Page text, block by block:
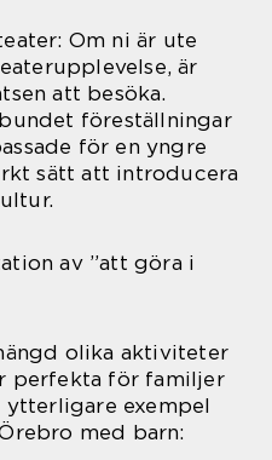
Om ni är ute
är
att besöka.
föreställningar
för en yngre
sätt att introducera
av ”att göra i
olika aktiviteter
perfekta för familjer
ytterligare exempel
med barn: